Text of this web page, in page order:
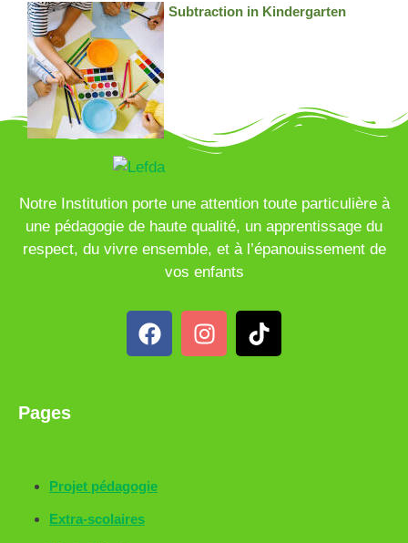
Top Tips for Teaching Subtraction in Kindergarten
22 janvier 2024
Notre Institution porte une attention toute particulière à
une pédagogie de haute qualité, un apprentissage du
respect, du vivre ensemble, et à l’épanouissement de
vos enfants
Pages
Projet pédagogie
Extra-scolaires